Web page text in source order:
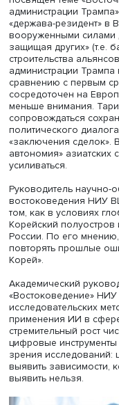
Фото: Высшая школа
председателя
научного
посвящен теме
администрации
«держава-
вооруженными
защищая других»
строительства